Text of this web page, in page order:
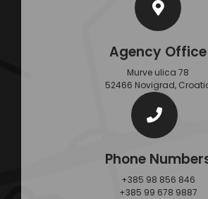
Agency Office
Murve ulica 78
52466 Novigrad,
Phone
+385 98 856 846
+385 99 678 9887